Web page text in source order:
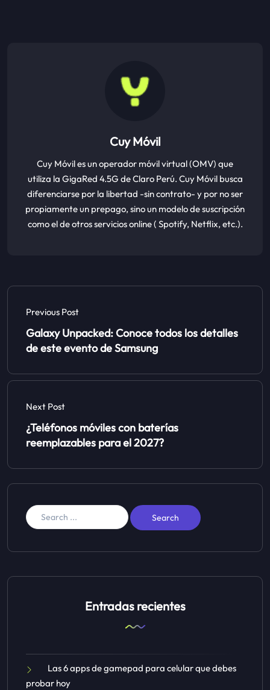
Cuy Móvil
Cuy Móvil es un operador móvil virtual (OMV) que
utiliza la GigaRed 4.5G de Claro Perú. Cuy Móvil busca
diferenciarse por la libertad -sin contrato- y por no ser
propiamente un prepago, sino un modelo de suscripción
como el de otros servicios online ( Spotify, Netflix, etc.).
Previous Post
Galaxy Unpacked: Conoce todos los detalles
de este evento de Samsung
Next Post
¿Teléfonos móviles con baterías
reemplazables para el 2027?
Entradas recientes
Las 6 apps de gamepad para celular que debes
probar hoy